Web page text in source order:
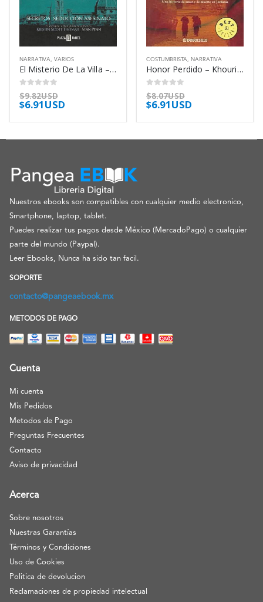
NARRATIVA, VARIOS
El Misterio De La Villa – Maugham W Somerset
0out of 5
$9.82USD
$6.91USD
COSTUMBRISTA, NARRATIVA
Honor Perdido – Khouri Norma
0out of 5
$8.07USD
$6.91USD
Nuestros ebooks son compatibles con cualquier medio electronico,
Smartphone, laptop, tablet.
Puedes realizar tus pagos desde México (MercadoPago) o cualquier
parte del mundo (Paypal).
Leer Ebooks, Nunca ha sido tan facil.
SOPORTE
contacto@pangeaebook.mx
METODOS DE PAGO
Cuenta
Mi cuenta
Mis Pedidos
Metodos de Pago
Preguntas Frecuentes
Contacto
Aviso de privacidad
Acerca
Sobre nosotros
Nuestras Garantías
Términos y Condiciones
Uso de Cookies
Politica de devolucion
Reclamaciones de propiedad intelectual